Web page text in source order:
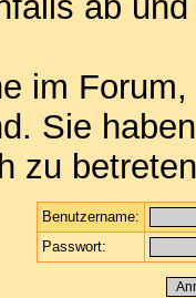
im
Sie
zu
Benutzername:
Passwort: